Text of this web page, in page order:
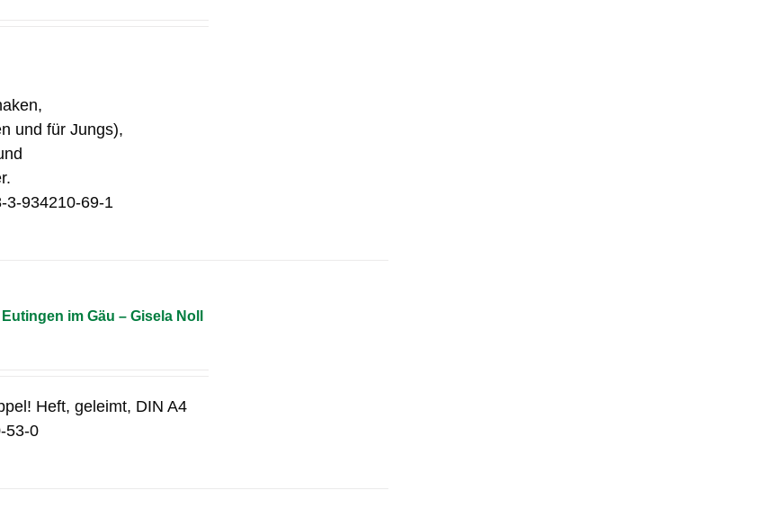
und für Jungs),
3-934210-69-1
im Gäu – Gisela Noll
Heft, geleimt, DIN A4
53-0